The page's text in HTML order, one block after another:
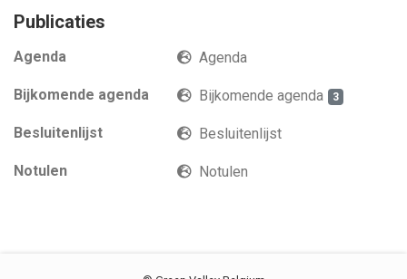
Publicaties
Agenda Agenda
Bijkomende agenda Bijkomende agenda 3
Besluitenlijst Besluitenlijst
Notulen Notulen